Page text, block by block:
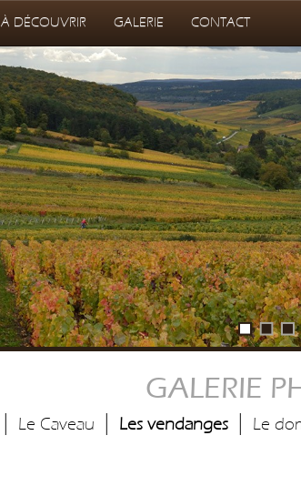
À DÉCOUVRIR GALERIE CONTACT
GALERIE
| Le Caveau | Les vendanges | Le